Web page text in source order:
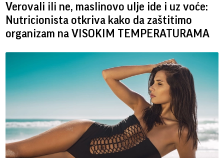
Verovali ili ne, maslinovo ulje ide i uz voće:
Nutricionista otkriva kako da zaštitimo
organizam na VISOKIM TEMPERATURAMA